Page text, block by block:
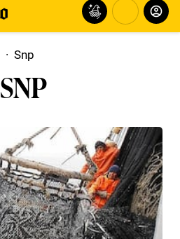
· Snp
SNP